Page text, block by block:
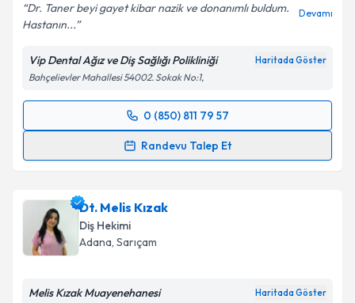
Dr. Taner beyi gayet kibar nazik ve donanımlı buldum.
Hastanın...
Devamı
Vip Dental Ağız ve Diş Sağlığı Polikliniği Haritada Göster
Bahçelievler Mahallesi 54002. Sokak No:1,
0 (850) 811 79 57
Randevu Talep Et
Randevu Takvimi Talebi
takvim hazırlandığında e-posta ile bilgilendireceğiz.
E-posta Adresiniz
Dt. Melis Kızak
Diş Hekimi
Adana, Sarıçam
Melis Kızak Muayenehanesi Haritada Göster